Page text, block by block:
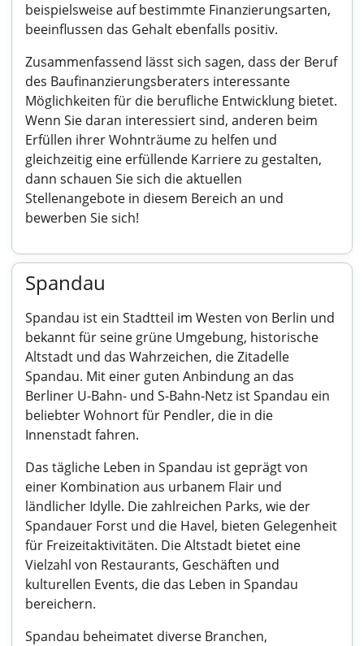
beispielsweise auf bestimmte Finanzierungsarten,
beeinflussen das Gehalt ebenfalls positiv.
Zusammenfassend lässt sich sagen, dass der Beruf
des Baufinanzierungsberaters interessante
Möglichkeiten für die berufliche Entwicklung bietet.
Wenn Sie daran interessiert sind, anderen beim
Erfüllen ihrer Wohnträume zu helfen und
gleichzeitig eine erfüllende Karriere zu gestalten,
dann schauen Sie sich die aktuellen
Stellenangebote in diesem Bereich an und
bewerben Sie sich!
Spandau
Spandau ist ein Stadtteil im Westen von Berlin und
bekannt für seine grüne Umgebung, historische
Altstadt und das Wahrzeichen, die Zitadelle
Spandau. Mit einer guten Anbindung an das
Berliner U-Bahn- und S-Bahn-Netz ist Spandau ein
beliebter Wohnort für Pendler, die in die
Innenstadt fahren.
Das tägliche Leben in Spandau ist geprägt von
einer Kombination aus urbanem Flair und
ländlicher Idylle. Die zahlreichen Parks, wie der
Spandauer Forst und die Havel, bieten Gelegenheit
für Freizeitaktivitäten. Die Altstadt bietet eine
Vielzahl von Restaurants, Geschäften und
kulturellen Events, die das Leben in Spandau
bereichern.
Spandau beheimatet diverse Branchen,